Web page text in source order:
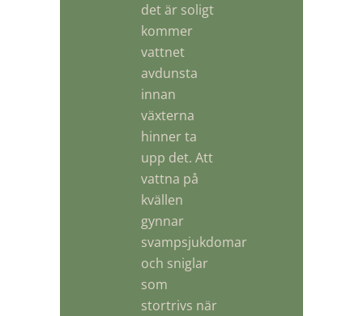
det är soligt
kommer
vattnet
avdunsta
innan
växterna
hinner ta
upp det. Att
vattna på
kvällen
gynnar
svampsjukdomar
och sniglar
som
stortrivs när